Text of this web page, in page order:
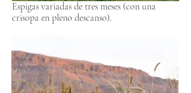
Espigas variadas de tres meses (con una
crisopa en pleno descanso).